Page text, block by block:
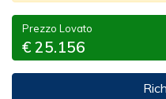
Prezzo Lovato
€ 25.156